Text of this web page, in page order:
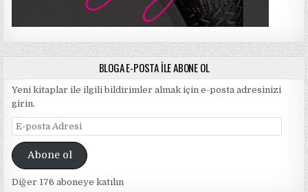
BLOGA E-POSTA ILE ABONE OL
Yeni kitaplar ile ilgili bildirimler almak için e-posta adresinizi
girin.
E-
posta
AdresiAbone ol
Diğer 176 aboneye katılın